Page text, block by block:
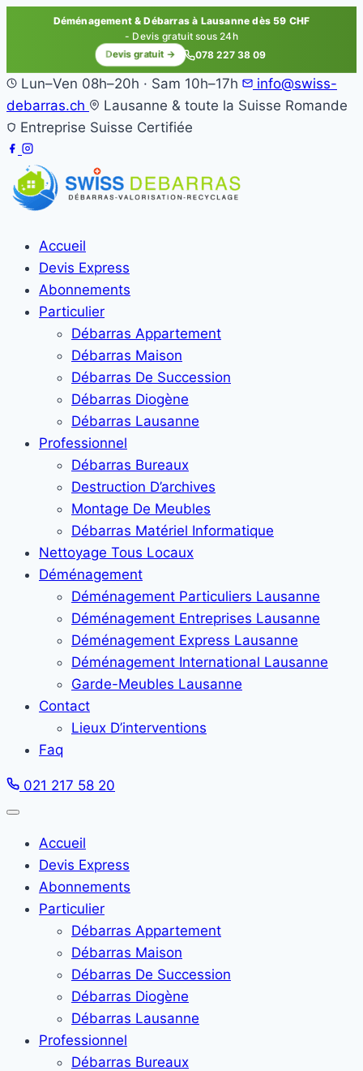
Déménagement & Débarras à Lausanne dès 59 CHF
- Devis gratuit sous 24h
Devis gratuit → 078 227 38 09
Lun–Ven 08h–20h · Sam 10h–17h
info@swiss-
debarras.ch
Lausanne & toute la Suisse Romande
Entreprise Suisse Certifiée
Accueil
Devis Express
Abonnements
Particulier
Débarras Appartement
Débarras Maison
Débarras De Succession
Débarras Diogène
Débarras Lausanne
Professionnel
Débarras Bureaux
Destruction D’archives
Montage De Meubles
Débarras Matériel Informatique
Nettoyage Tous Locaux
Déménagement
Déménagement Particuliers Lausanne
Déménagement Entreprises Lausanne
Déménagement Express Lausanne
Déménagement International Lausanne
Garde-Meubles Lausanne
Contact
Lieux D’interventions
Faq
021 217 58 20
Accueil
Devis Express
Abonnements
Particulier
Débarras Appartement
Débarras Maison
Débarras De Succession
Débarras Diogène
Débarras Lausanne
Professionnel
Débarras Bureaux